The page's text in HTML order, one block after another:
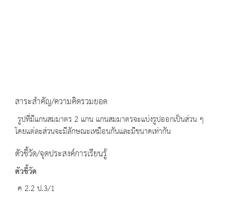
สาระสำคัญ/ความคิดรวมยอด
รูปที่มีแกนสมมาตร 2 แกน แกนสมมาตรจะแบ่งรูปออกเป็นส่วน ๆ
โดยแต่ละส่วนจะมีลักษณะเหมือนกันและมีขนาดเท่ากัน
ตัวชี้วัด/จุดประสงค์การเรียนรู้
ตัวชี้วัด
ค 2.2 ป.3/1